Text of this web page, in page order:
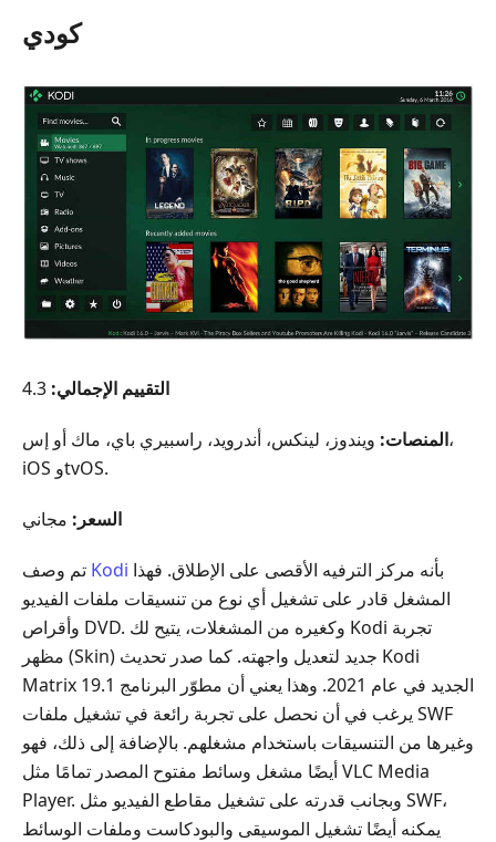
كودي
التقييم الإجمالي:
المنصات: ويندوز، لينكس، أندرويد، راسبيري باي، ماك أو إس،
iOS وtvOS.
السعر: مجاني
Kodi
المشغل قادر على تشغيل أي نوع من تنسيقات ملفات الفيديو
وأقراص DVD. وكغيره من المشغلات، يتيح لك Kodi تجربة
مظهر (Skin) جديد لتعديل واجهته. كما صدر تحديث Kodi
Matrix 19.1 الجديد في عام 2021. وهذا يعني أن مطوّر البرنامج
يرغب في أن نحصل على تجربة رائعة في تشغيل ملفات ‎SWF‎
وغيرها من التنسيقات باستخدام مشغلهم. بالإضافة إلى ذلك، فهو
أيضًا مشغل وسائط مفتوح المصدر تمامًا مثل VLC Media
Player. وبجانب قدرته على تشغيل مقاطع الفيديو مثل ‎SWF‎،
يمكنه أيضًا تشغيل الموسيقى والبودكاست وملفات الوسائط